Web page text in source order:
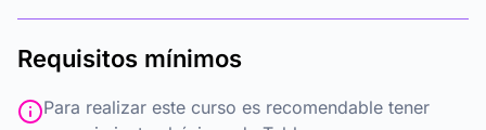
Requisitos mínimos
Para realizar este curso es recomendable tener